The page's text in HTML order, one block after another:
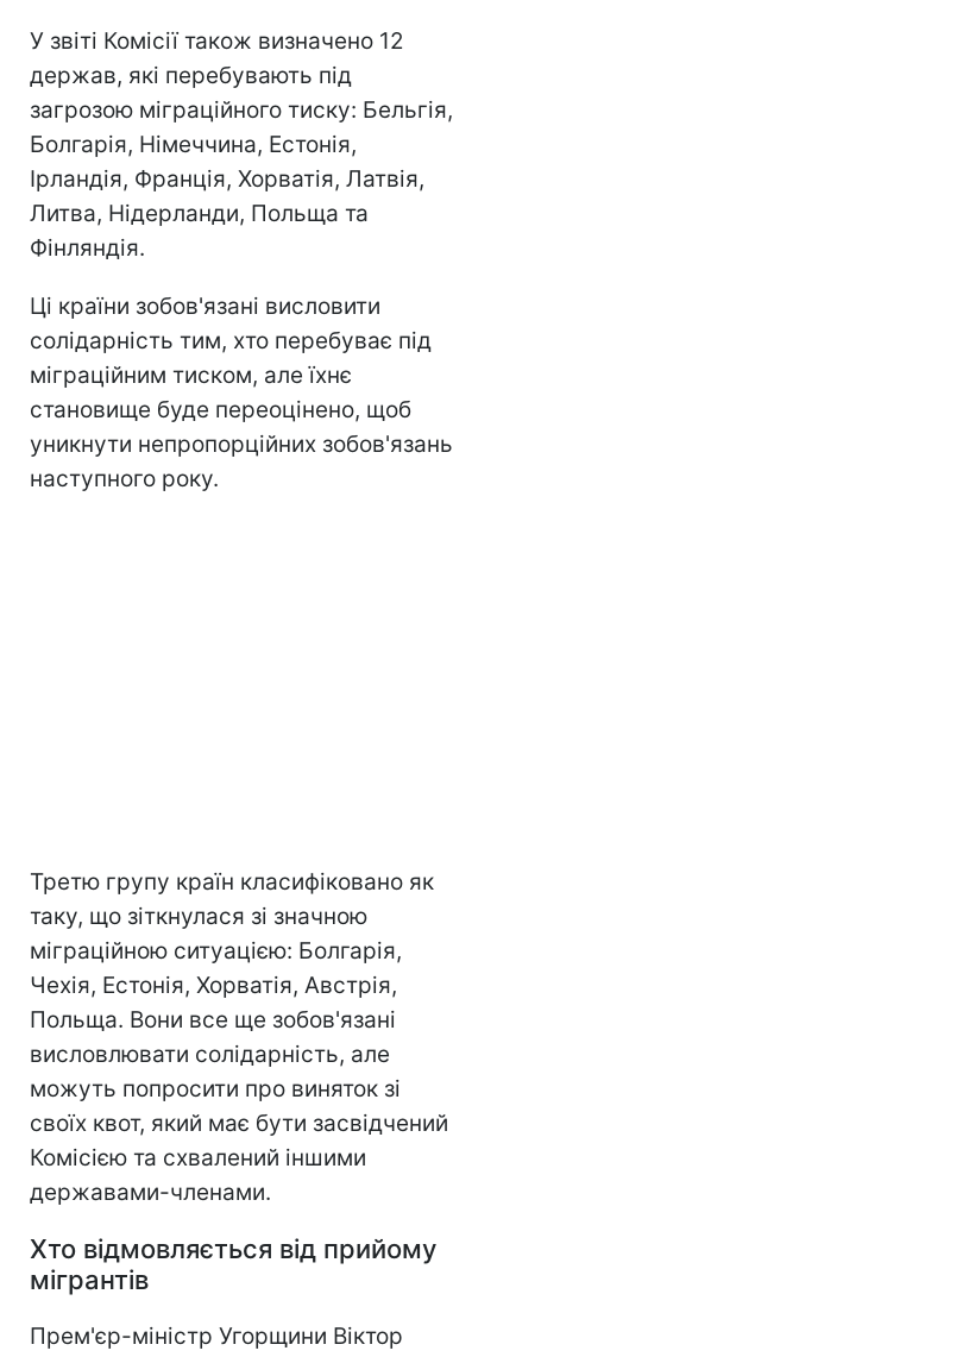
У звіті Комісії також визначено 12
держав, які перебувають під
загрозою міграційного тиску: Бельгія,
Болгарія, Німеччина, Естонія,
Ірландія, Франція, Хорватія, Латвія,
Литва, Нідерланди, Польща та
Фінляндія.
Ці країни зобов'язані висловити
солідарність тим, хто перебуває під
міграційним тиском, але їхнє
становище буде переоцінено, щоб
уникнути непропорційних зобов'язань
наступного року.
Третю групу країн класифіковано як
таку, що зіткнулася зі значною
міграційною ситуацією: Болгарія,
Чехія, Естонія, Хорватія, Австрія,
Польща. Вони все ще зобов'язані
висловлювати солідарність, але
можуть попросити про виняток зі
своїх квот, який має бути засвідчений
Комісією та схвалений іншими
державами-членами.
Хто відмовляється від прийому
мігрантів
Прем'єр-міністр Угорщини Віктор